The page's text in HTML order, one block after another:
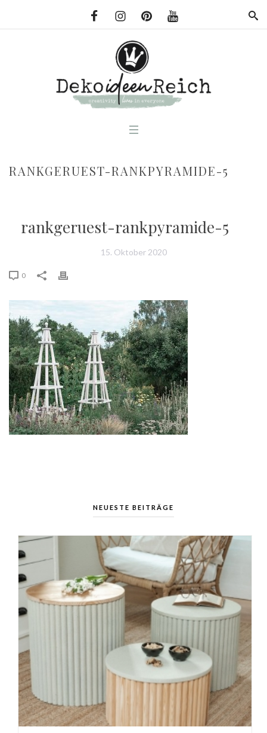
RANKGERUEST-RANKPYRAMIDE-5
rankgeruest-rankpyramide-5
15. Oktober 2020
0
NEUESTE BEITRÄGE